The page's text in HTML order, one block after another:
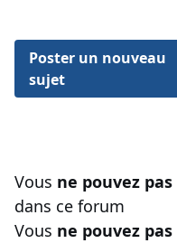
Poster un nouveau
sujet
Vous ne pouvez pas
dans ce forum
Vous ne pouvez pas